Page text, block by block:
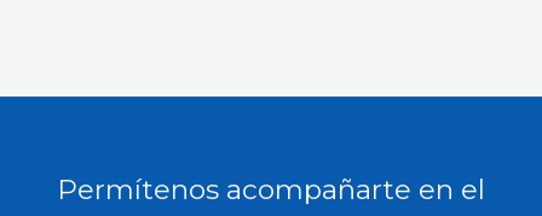
Permítenos acompañarte en el